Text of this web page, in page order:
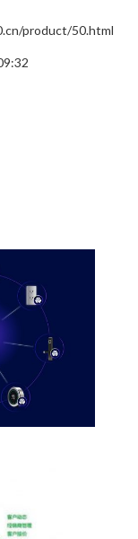
product/50.html